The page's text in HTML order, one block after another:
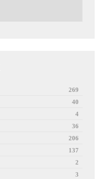
269
40
4
36
206
137
2
3